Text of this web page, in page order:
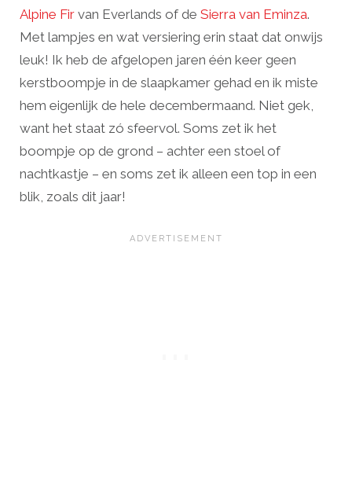
Alpine Fir van Everlands of de Sierra van Eminza.
Met lampjes en wat versiering erin staat dat onwijs
leuk! Ik heb de afgelopen jaren één keer geen
kerstboompje in de slaapkamer gehad en ik miste
hem eigenlijk de hele decembermaand. Niet gek,
want het staat zó sfeervol. Soms zet ik het
boompje op de grond – achter een stoel of
nachtkastje – en soms zet ik alleen een top in een
blik, zoals dit jaar!